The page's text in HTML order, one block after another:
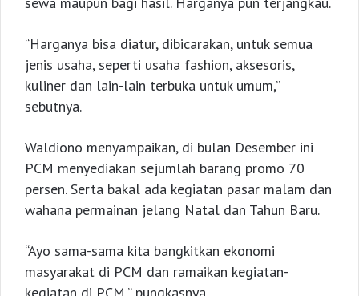
“Harganya bisa diatur, dibicarakan, untuk semua
jenis usaha, seperti usaha fashion, aksesoris,
kuliner dan lain-lain terbuka untuk umum,”
sebutnya.
Waldiono menyampaikan, di bulan Desember ini
PCM menyediakan sejumlah barang promo 70
persen. Serta bakal ada kegiatan pasar malam dan
wahana permainan jelang Natal dan Tahun Baru.
“Ayo sama-sama kita bangkitkan ekonomi
masyarakat di PCM dan ramaikan kegiatan-